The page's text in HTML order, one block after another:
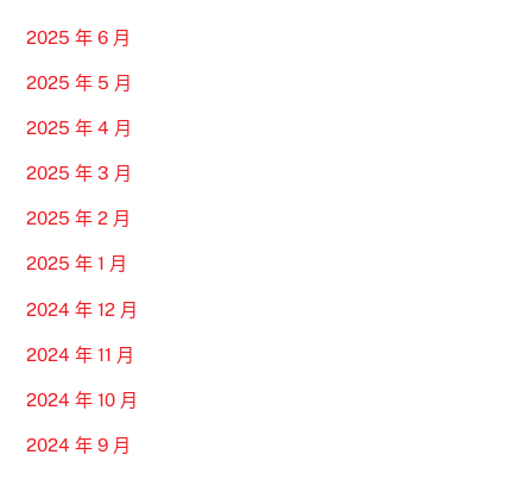
2025 年 6 月
2025 年 5 月
2025 年 4 月
2025 年 3 月
2025 年 2 月
2025 年 1 月
2024 年 12 月
2024 年 11 月
2024 年 10 月
2024 年 9 月